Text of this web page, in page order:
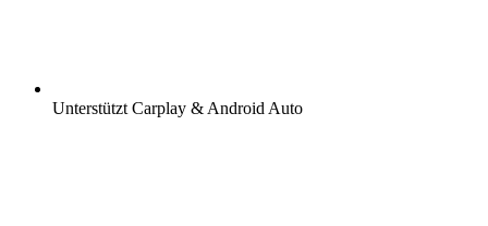
Unterstützt Carplay & Android Auto